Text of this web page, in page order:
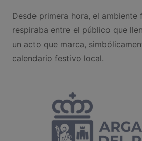
Desde primera hora, el ambiente
respiraba entre el público que
un acto que marca,
calendario festivo local.